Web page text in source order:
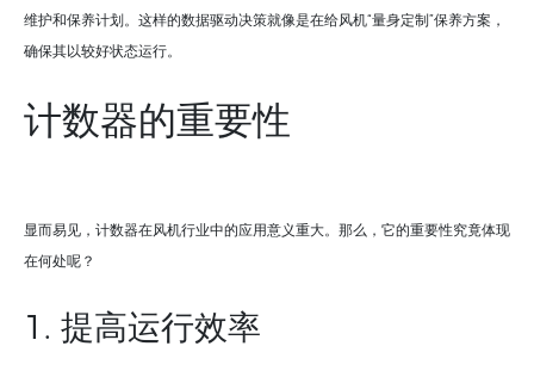
维护和保养计划。这样的数据驱动决策就像是在给风机“量身定制”保养方案，
确保其以较好状态运行。
计数器的重要性
显而易见，计数器在风机行业中的应用意义重大。那么，它的重要性究竟体现
在何处呢？
1. 提高运行效率